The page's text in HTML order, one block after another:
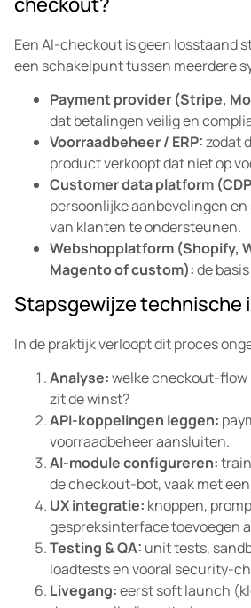
Een AI-checkout is geen losstaand
een schakelpunt tussen meerdere
Payment provider (Stripe,
dat betalingen veilig en
Voorraadbeheer / ERP:zodat
product verkoopt dat niet op
Customer data platform
persoonlijke aanbevelingen
van klanten te ondersteunen.
Webshopplatform (Shopify,
Magento of custom):de
Stapsgewijze technische
In de praktijk verloopt dit proces
Analyse:welke checkout-flow
zit de winst?
API-koppelingen leggen:
voorraadbeheer aansluiten.
AI-module configureren:
de checkout-bot, vaak met
UX integratie: knoppen,
gespreksinterface toevoegen
Testing & QA: unit tests,
loadtests en vooral security-
Livegang:eerst soft launch